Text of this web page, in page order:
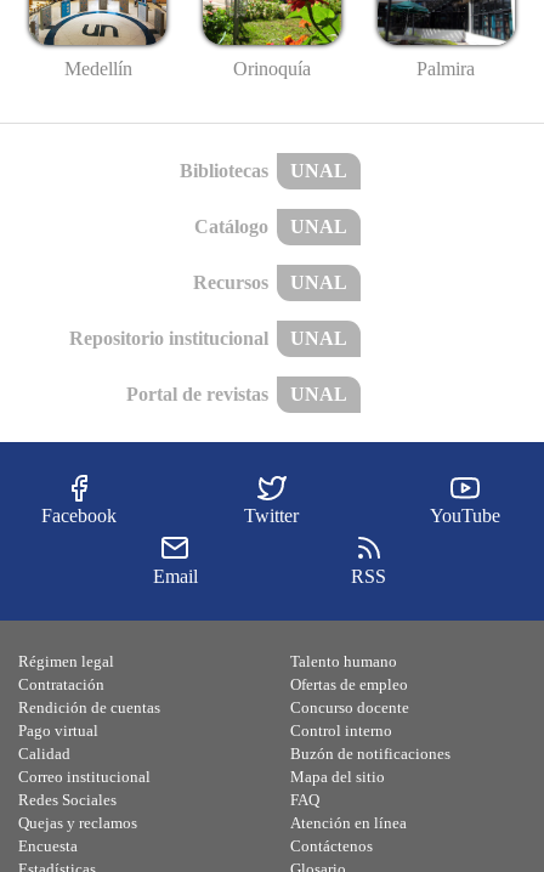
Medellín Orinoquía Palmira
Bibliotecas UNAL
Catálogo UNAL
Recursos UNAL
Repositorio institucional UNAL
Portal de revistas UNAL
Facebook Twitter YouTube
Email RSS
Régimen legal
Contratación
Rendición de cuentas
Pago virtual
Calidad
Talento humano
Ofertas de empleo
Concurso docente
Control interno
Buzón de notificaciones
Correo institucional
Redes Sociales
Quejas y reclamos
Encuesta
Mapa del sitio
FAQ
Atención en línea
Contáctenos